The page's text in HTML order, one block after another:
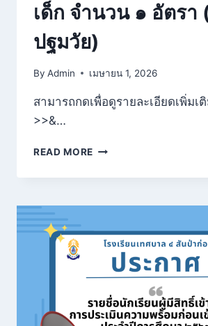
เด็ก จำนวน ๑ อัตรา
ปฐมวัย)
By Admin เมษายน 1, 2026
สามารถกดเพื่อดูรายละเอียดเพิ่มเ
>>&…
READ MORE
สมัคร
จ้าง
ตำแหน่ง
เลี้ยง
เด็ก
จำนวน